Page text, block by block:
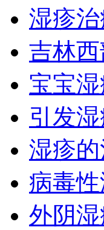
湿疹
吉林
宝宝
引发
湿疹
病毒
外阴